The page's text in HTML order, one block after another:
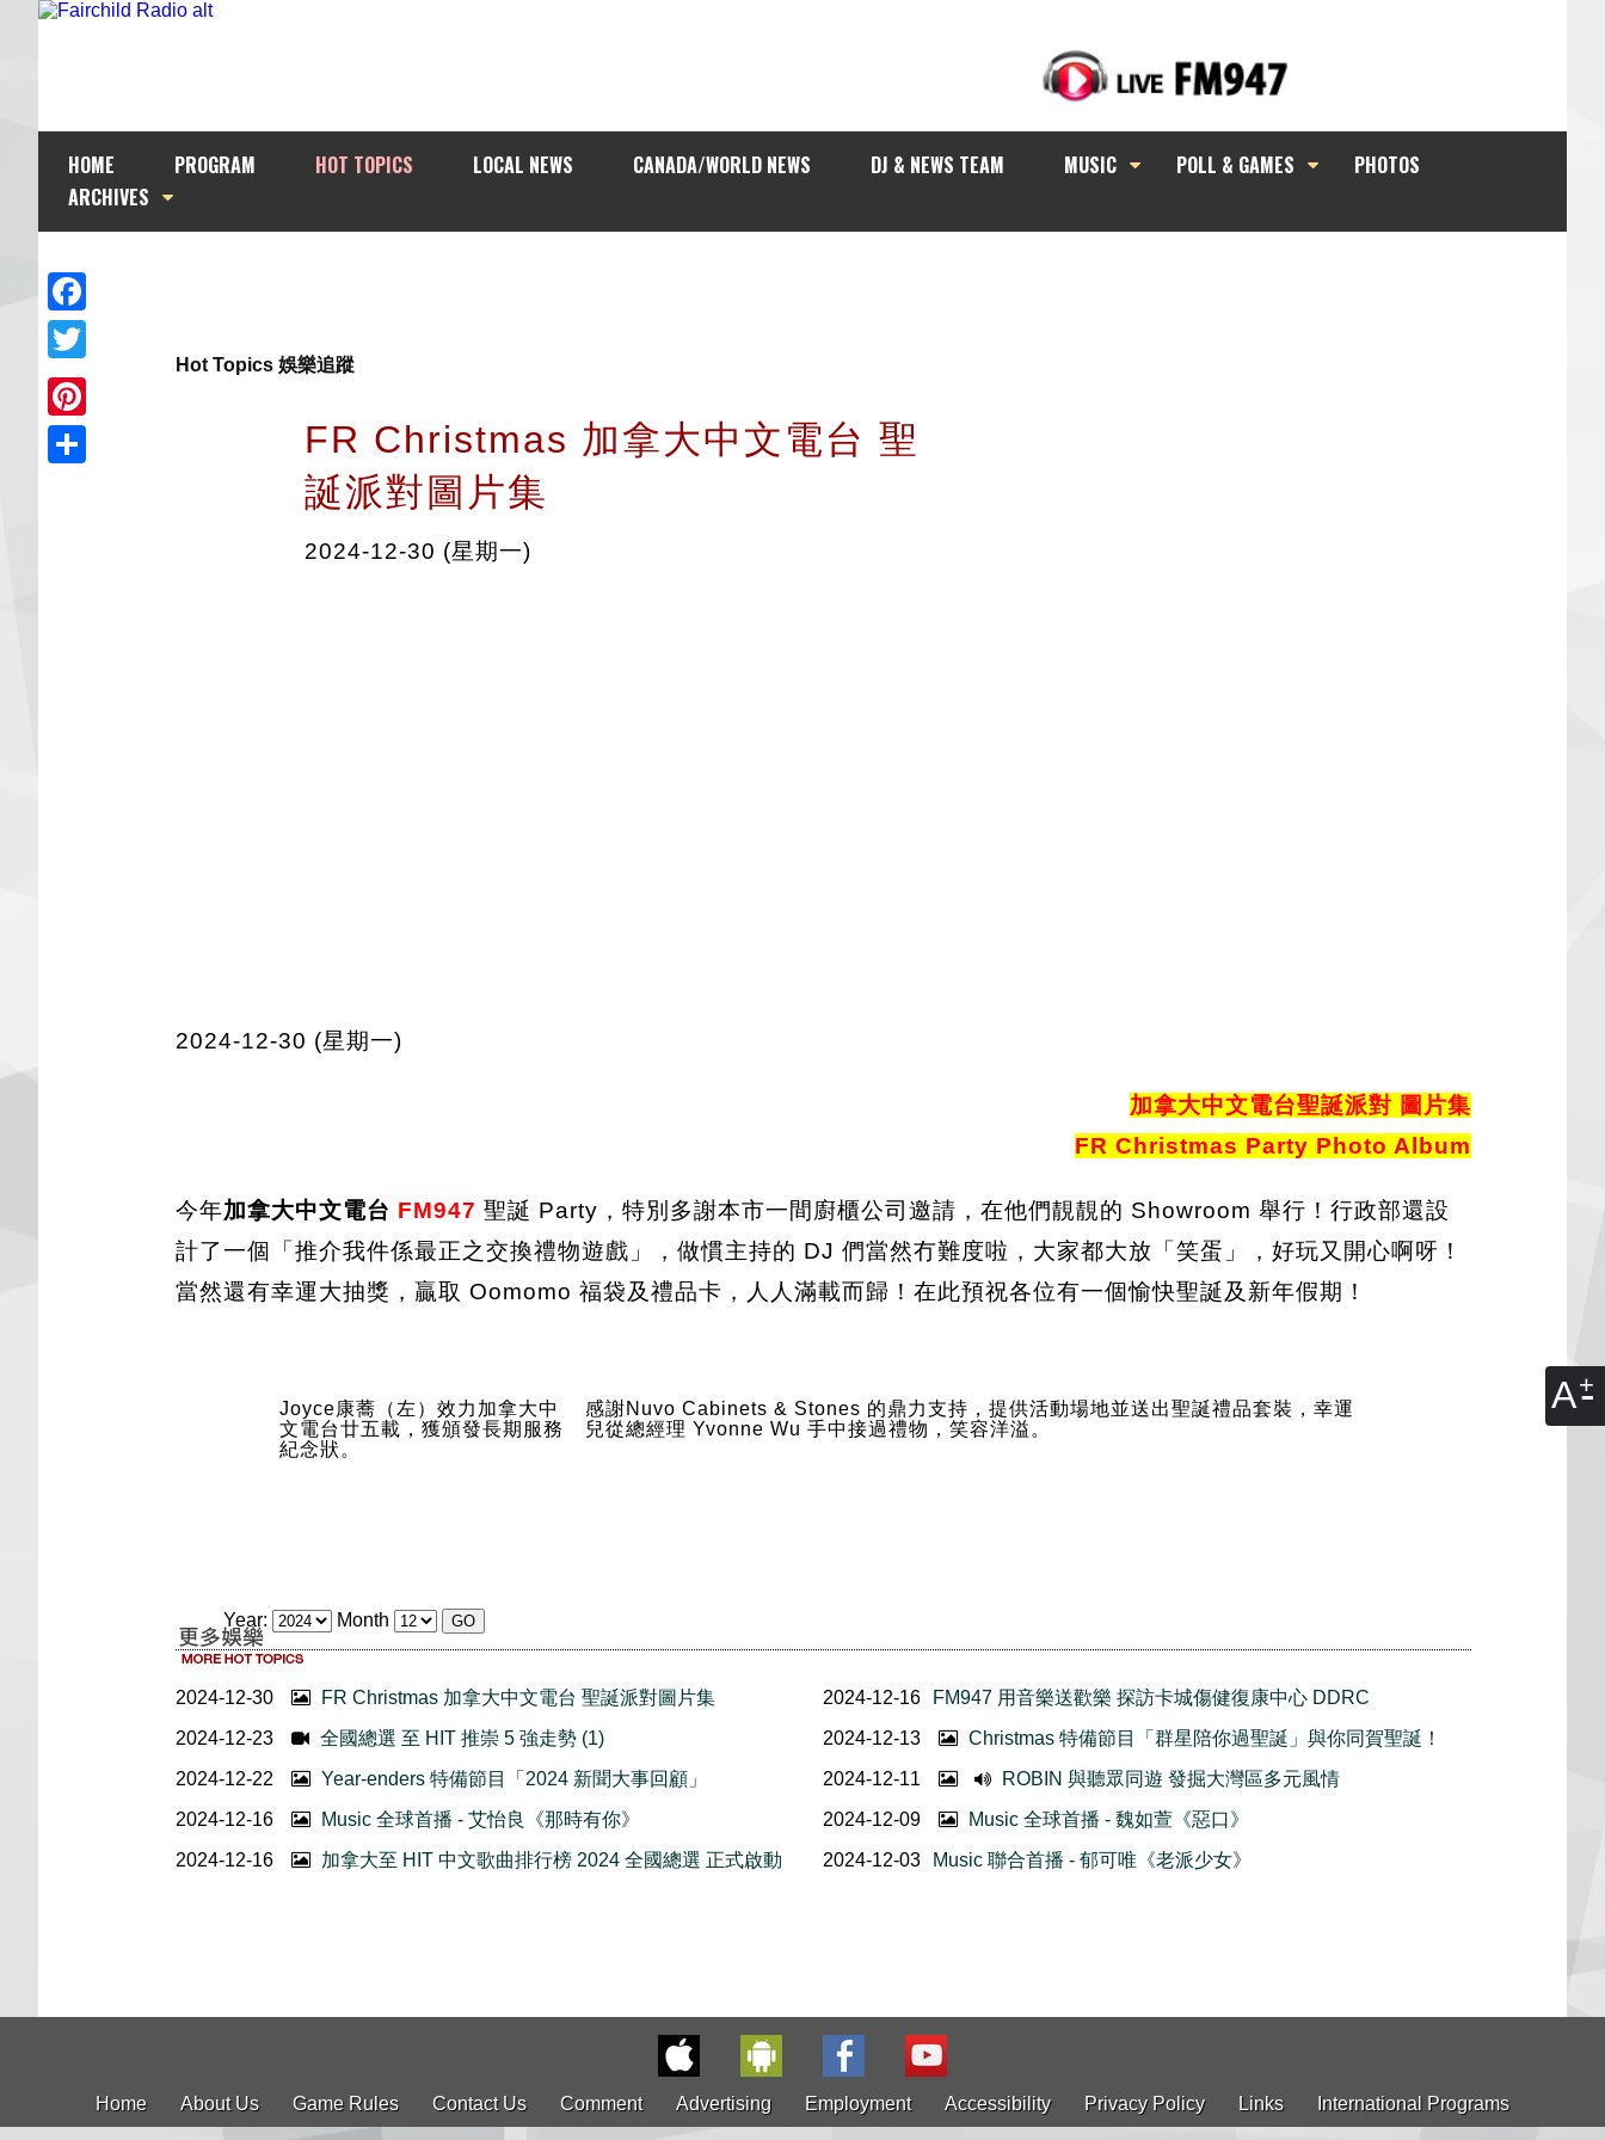
A
HOME PROGRAM HOT TOPICS LOCAL NEWS CANADA/WORLD NEWS DJ & NEWS TEAM MUSIC POLL & GAMES
PHOTOS
ARCHIVES
Facebook
Twitter
Pinterest
Hot Topics 娛樂追蹤
FR Christmas 加拿大中文電台 聖
誕派對圖片集
2024-12-30 (星期一)
2024-12-30 (星期一)
加拿大中文電台聖誕派對 圖片集
FR Christmas Party Photo Album
今年加拿大中文電台 FM947 聖誕 Party，特別多謝本市一間廚櫃公司邀請，在他們靚靚的 Showroom 舉行！行政部還設
計了一個「推介我件係最正之交換禮物遊戲」，做慣主持的 DJ 們當然冇難度啦，大家都大放「笑蛋」，好玩又開心啊呀！
當然還有幸運大抽獎，贏取 Oomomo 福袋及禮品卡，人人滿載而歸！在此預祝各位有一個愉快聖誕及新年假期！
Joyce康蕎（左）效力加拿大中
文電台廿五載，獲頒發長期服務
紀念狀。
感謝Nuvo Cabinets & Stones 的鼎力支持，提供活動場地並送出聖誕禮品套裝，幸運
兒從總經理 Yvonne Wu 手中接過禮物，笑容洋溢。
Year: Month
2024-12-30
FR Christmas 加拿大中文電台 聖誕派對圖片集
2024-12-23
全國總選 至 HIT 推崇 5 強走勢 (1)
2024-12-22
Year-enders 特備節目「2024 新聞大事回顧」
2024-12-16
Music 全球首播 - 艾怡良《那時有你》
2024-12-16
加拿大至 HIT 中文歌曲排行榜 2024 全國總選 正式啟動
2024-12-16
FM947 用音樂送歡樂 探訪卡城傷健復康中心 DDRC
2024-12-13
Christmas 特備節目「群星陪你過聖誕」與你同賀聖誕！
2024-12-11
ROBIN 與聽眾同遊 發掘大灣區多元風情
2024-12-09
Music 全球首播 - 魏如萱《惡口》
2024-12-03
Music 聯合首播 - 郁可唯《老派少女》
Home About Us Game Rules Contact Us Comment Advertising Employment Accessibility Privacy Policy Links International Programs